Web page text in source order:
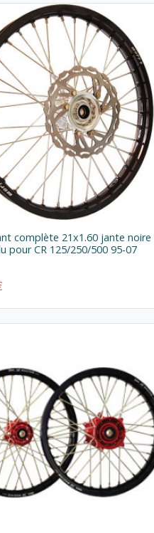
complète 21x1.60 jante noire
pour CR 125/250/500 95-07